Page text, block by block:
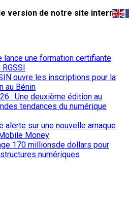
version de notre site internet.
lance une formation certifiante
ouvre les inscriptions pour la
au Bénin
: Une deuxième édition au
tendances du numérique
alerte sur une nouvelle arnaque
Money
170 millionsde dollars pour
numériques